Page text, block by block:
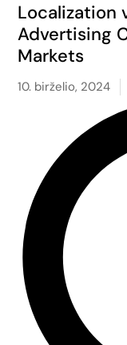
Localization
Advertising
Markets
10. birželio, 2024